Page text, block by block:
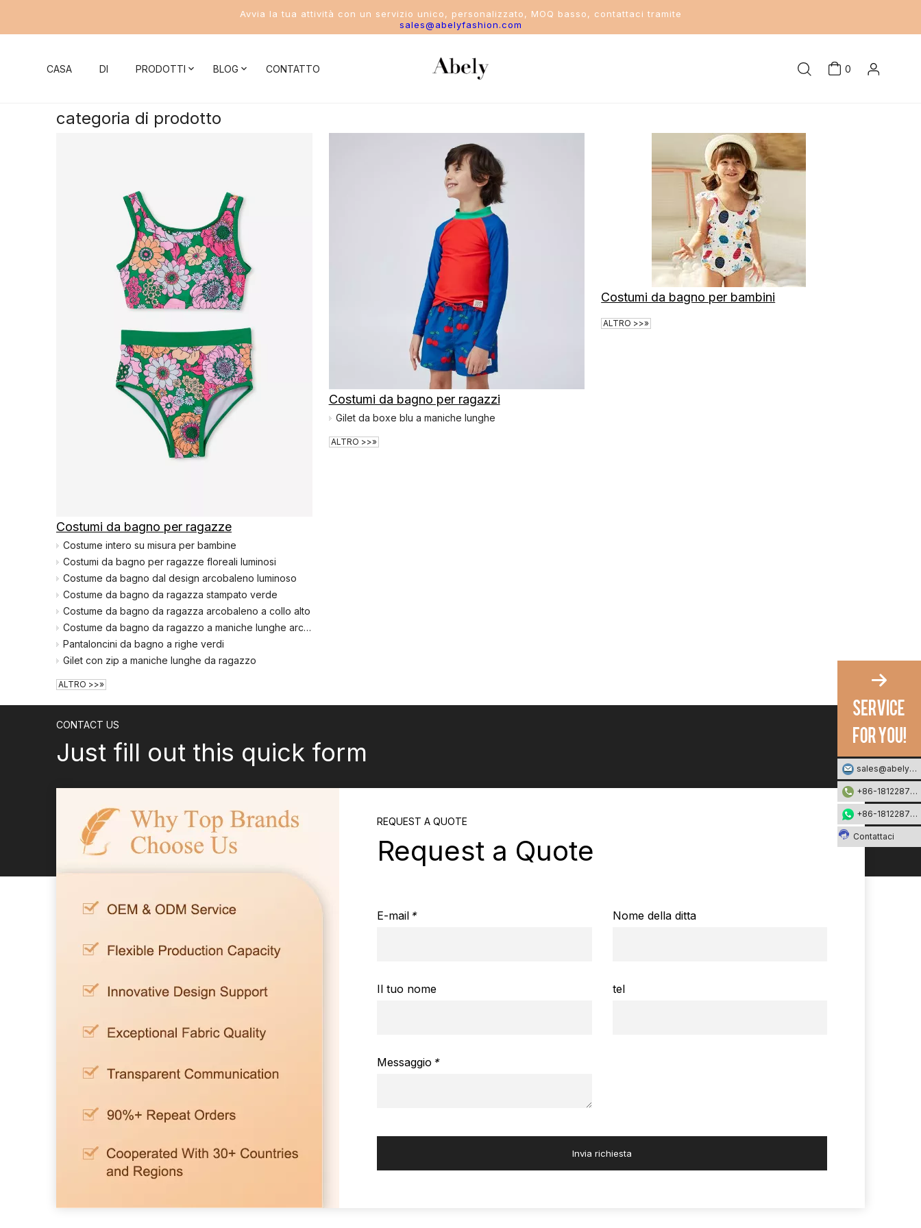
Avvia la tua attività con un servizio unico, personalizzato, MOQ basso, contattaci tramite
sales@abelyfashion.com
CASA DI PRODOTTI
Costume intero
Costumi da bagno a due pezzi
Costumi da bagno sportivi da donna
Costumi da bagno da uomo
Camion da nuoto
Costumi da bagno sportivi da uomo
Costumi da bagno per bambini
Costumi da bagno per ragazze
Costumi da bagno per ragazzi
Reggiseno e mutandine da donna
Reggiseno sportivo
Set reggiseno e slip da donna
Signora Bra
Signora Mutandine
Biancheria intima sexy
BLOG
Conoscenza del bikini
Conoscenza del costume intero
Conoscenza del costume da bagno a due pezzi
Conoscenza dei costumi da bagno sportivi da donna
Conoscenza dei costumi da bagno da uomo
Conoscenza dei costumi da bagno per bambini
CONTATTO 0
categoria di prodotto
Costumi da bagno per ragazze
Costume intero su misura per bambine
Costumi da bagno per ragazze floreali luminosi
Costume da bagno dal design arcobaleno luminoso
Costume da bagno da ragazza stampato verde
Costume da bagno da ragazza arcobaleno a collo alto
Costume da bagno da ragazzo a maniche lunghe arcobaleno
Pantaloncini da bagno a righe verdi
Gilet con zip a maniche lunghe da ragazzo
ALTRO >>»
Costumi da bagno per ragazzi
Gilet da boxe blu a maniche lunghe
ALTRO >>»
Costumi da bagno per bambini
ALTRO >>»
CONTACT US
Just fill out this quick form
REQUEST A QUOTE
Request a Quote
*
E-mail Nome della ditta
Il tuo nome tel
*
Messaggio
Invia richiesta
sales@abelyfashion.com
+86-18122871002
+86-18122871002
Contattaci